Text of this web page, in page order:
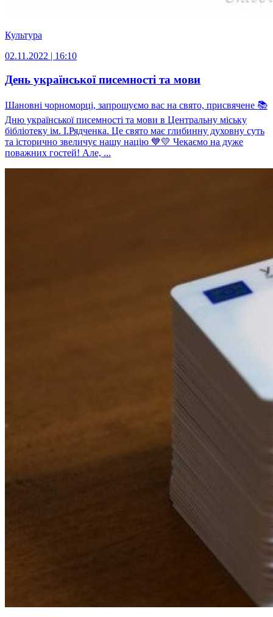
Культура
02.11.2022 | 16:10
День української писемності та мови
Шановні чорноморці, запрошуємо вас на свято, присвячене 📚
Дню української писемності та мови в Центральну міську
бібліотеку ім. І.Рядченка. Це свято має глибинну духовну суть
та історично звеличує нашу націю 💙💛 Чекаємо на дуже
поважних гостей! Але, ...